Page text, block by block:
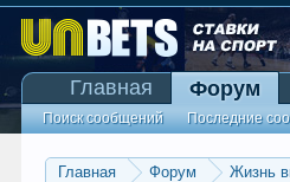
Главная Форум Жизнь
Главная Форум
Поиск сообщений Последние